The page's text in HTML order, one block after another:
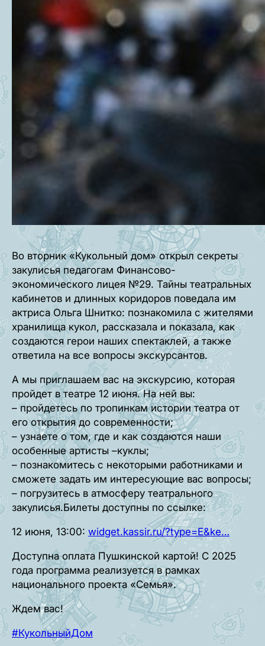
Во вторник «Кукольный дом» открыл секреты
закулисья педагогам Финансово-
экономического лицея №29. Тайны театральных
кабинетов и длинных коридоров поведала им
актриса Ольга Шнитко: познакомила с жителями
хранилища кукол, рассказала и показала, как
создаются герои наших спектаклей, а также
ответила на все вопросы экскурсантов.
А мы приглашаем вас на экскурсию, которая
пройдет в театре 12 июня. На ней вы:
– пройдетесь по тропинкам истории театра от
его открытия до современности;
– узнаете о том, где и как создаются наши
особенные артисты –куклы;
– познакомитесь с некоторыми работниками и
сможете задать им интересующие вас вопросы;
– погрузитесь в атмосферу театрального
закулисья.Билеты доступны по ссылке:
12 июня, 13:00: widget.kassir.ru/?type=E&ke…
Доступна оплата Пушкинской картой! С 2025
года программа реализуется в рамках
национального проекта «Семья».
Ждем вас!
#КукольныйДом